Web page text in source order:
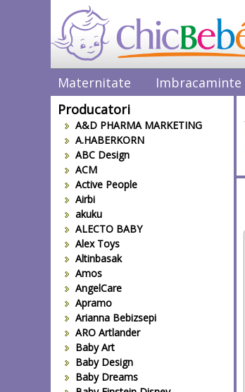
Maternitate Imbracaminte
Producatori
A&D PHARMA MARKETING
A.HABERKORN
ABC Design
ACM
Active People
Airbi
akuku
ALECTO BABY
Alex Toys
Altinbasak
Amos
AngelCare
Apramo
Arianna Bebizsepi
ARO Artlander
Baby Art
Baby Design
Baby Dreams